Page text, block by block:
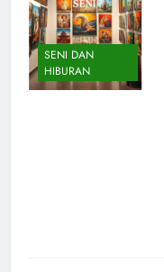
SENI DAN
HIBURAN